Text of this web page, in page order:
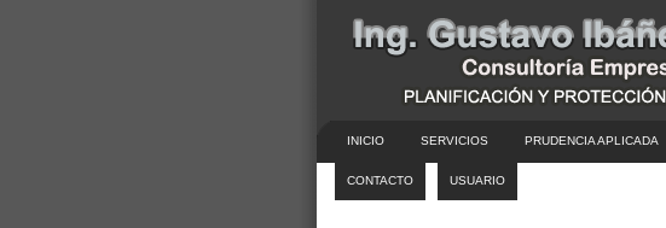
INICIO SERVICIOS PRUDENCIA APLICADA
CONTACTO USUARIO